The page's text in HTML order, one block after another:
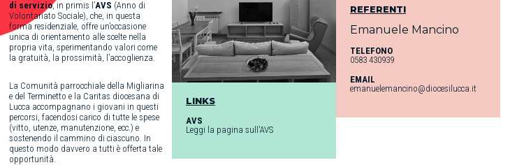
di servizio, in primis l’AVS (Anno di
Volontariato Sociale), che, in questa
forma residenziale, offre un’occasione
unica di orientamento alle scelte nella
propria vita, sperimentando valori come
la gratuità, la prossimità, l’accoglienza.
La Comunità parrocchiale della Migliarina
e del Terminetto e la Caritas diocesana di
Lucca accompagnano i giovani in questi
percorsi, facendosi carico di tutte le spese
(vitto, utenze, manutenzione, ecc.) e
sostenendo il cammino di ciascuno. In
questo modo davvero a tutti è offerta tale
opportunità.
LINKS
AVS
Leggi la pagina sull'AVS
REFERENTI
Emanuele Mancino
TELEFONO
0583 430939
EMAIL
emanuelemancino@diocesilucca.it